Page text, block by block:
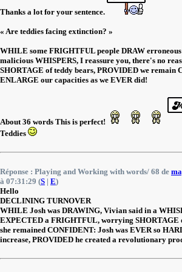
Thanks a lot for your sentence.
« Are teddies facing extinction? »
WHILE some FRIGHTFUL people DRAW
malicious WHISPERS, I reassure you, there's no
SHORTAGE of teddy bears, PROVIDED we remain
ENLARGE our capacities as we EVER did!
About 36 words This is perfect!
Teddies
Réponse : Playing and Working with words/ 68 de
à 07:31:29 (S | E)
Hello
DECLINING TURNOVER
WHILE Josh was DRAWING, Vivian said in a
EXPECTED a FRIGHTFUL, worrying SHORTAGE
she remained CONFIDENT: Josh was EVER so
increase, PROVIDED he created a revolutionary